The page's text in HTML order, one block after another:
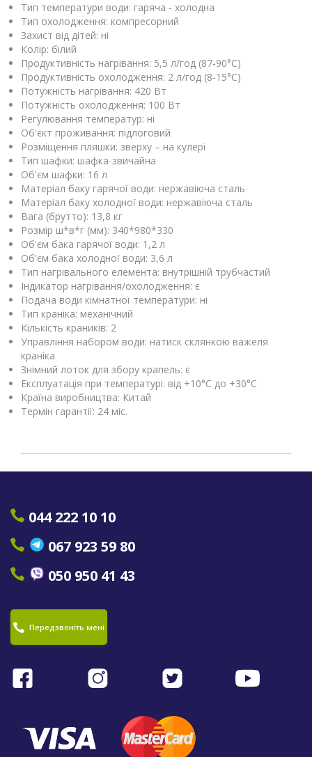
Тип температури води: гаряча - холодна
Тип охолодження: компресорний
Захист від дітей: ні
Колір: білий
Продуктивність нагрівання: 5,5 л/год (87-90°C)
Продуктивність охолодження: 2 л/год (8-15°C)
Потужність нагрівання: 420 Вт
Потужність охолодження: 100 Вт
Регулювання температур: ні
Об'єкт проживання: підлоговий
Розміщення пляшки: зверху – на кулері
Тип шафки: шафка-звичайна
Об'єм шафки: 16 л
Матеріал баку гарячої води: нержавіюча сталь
Матеріал баку холодної води: нержавіюча сталь
Вага (брутто): 13,8 кг
Розмір ш*в*г (мм): 340*980*330
Об'єм бака гарячої води: 1,2 л
Об'єм бака холодної води: 3,6 л
Тип нагрівального елемента: внутрішній трубчастий
Індикатор нагрівання/охолодження: є
Подача води кімнатної температури: ні
Тип краніка: механічний
Кількість краників: 2
Управління набором води: натиск склянкою важеля
краніка
Знімний лоток для збору крапель: є
Експлуатація при температурі: від +10°C до +30°C
Країна виробництва: Китай
Термін гарантії: 24 міс.
044 222 10 10
067 923 59 80
050 950 41 43
Передзвоніть мені